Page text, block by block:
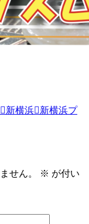
新横浜
新横浜プ
せん。 ※ が付い